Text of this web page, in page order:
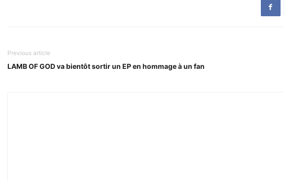
Previous article
LAMB OF GOD va bientôt sortir un EP en hommage à un fan